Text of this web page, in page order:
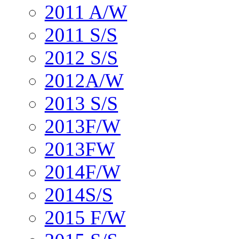
2011 A/W
2011 S/S
2012 S/S
2012A/W
2013 S/S
2013F/W
2013FW
2014F/W
2014S/S
2015 F/W